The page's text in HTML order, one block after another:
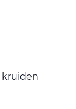
kruiden